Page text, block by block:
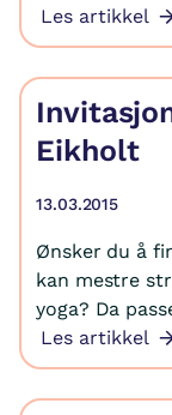
Les artikkel
Eikholt
13.03.2015
Ønsker du å
kan mestre
yoga? Da
Les artikkel